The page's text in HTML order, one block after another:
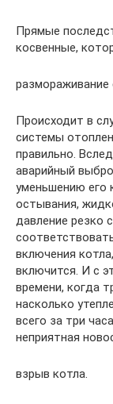
Прямые
косвенные,
размораживание
Происходит в
системы
правильно.
аварийный
уменьшению его
остывания,
давление резко
включения
включится. И с
времени, когда
насколько
всего за три
неприятная
взрыв котла.